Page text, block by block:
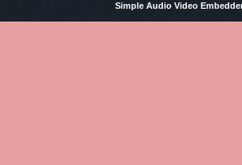
Simple Audio Video